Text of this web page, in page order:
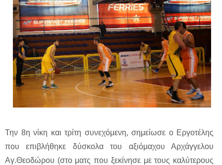
Την 8η νίκη και τρίτη συνεχόμενη, σημείωσε ο Εργοτέλης
που επιβλήθηκε δύσκολα του αξιόμαχου Αρχάγγελου
Αγ.Θεοδώρου (στο ματς που ξεκίνησε με τους καλύτερους